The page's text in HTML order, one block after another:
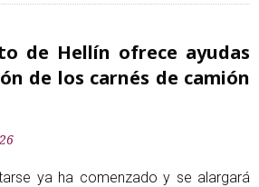
de Hellín ofrece ayudas
de los carnés de camión
ya ha comenzado y se alargará